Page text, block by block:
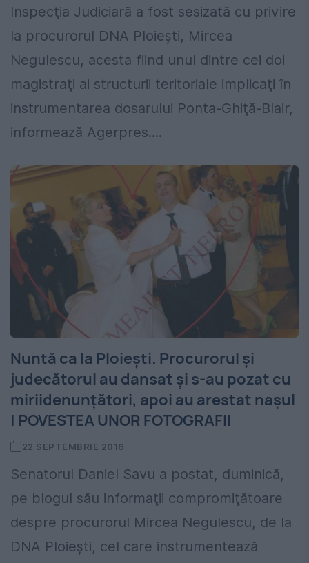
Inspecţia Judiciară a fost sesizată cu privire
la procurorul DNA Ploieşti, Mircea
Negulescu, acesta fiind unul dintre cei doi
magistraţi ai structurii teritoriale implicaţi în
instrumentarea dosarului Ponta-Ghiţă-Blair,
informează Agerpres....
Nuntă ca la Ploieşti. Procurorul şi
judecătorul au dansat și s-au pozat cu
miriidenunţători, apoi au arestat naşul
| POVESTEA UNOR FOTOGRAFII
22 SEPTEMBRIE 2016
Senatorul Daniel Savu a postat, duminică,
pe blogul său informaţii compromiţătoare
despre procurorul Mircea Negulescu, de la
DNA Ploieşti, cel care instrumentează